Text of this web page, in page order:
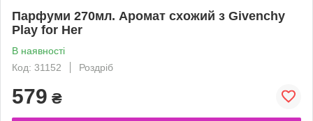
Парфуми 270мл. Аромат схожий з Givenchy
Play for Her
В наявності
Код: 31152
Роздріб
579 ₴